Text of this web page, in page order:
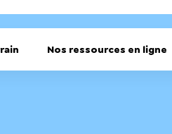
Nos ressources en ligne